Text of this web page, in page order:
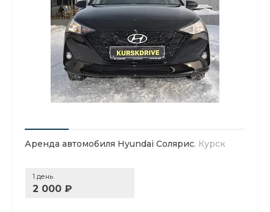
Аренда автомобиля Hyundai Солярис, Курск
1 день
2 000 ₽